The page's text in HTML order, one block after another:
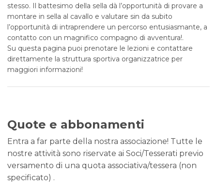
stesso. Il battesimo della sella dà l’opportunità di provare a
montare in sella al cavallo e valutare sin da subito
l’opportunità di intraprendere un percorso entusiasmante, a
contatto con un magnifico compagno di avventura!.
Su questa pagina puoi prenotare le lezioni e contattare
direttamente la struttura sportiva organizzatrice per
maggiori informazioni!
Quote e abbonamenti
Entra a far parte della nostra associazione! Tutte le
nostre attività sono riservate ai Soci/Tesserati previo
versamento di una quota associativa/tessera (non
specificato) .